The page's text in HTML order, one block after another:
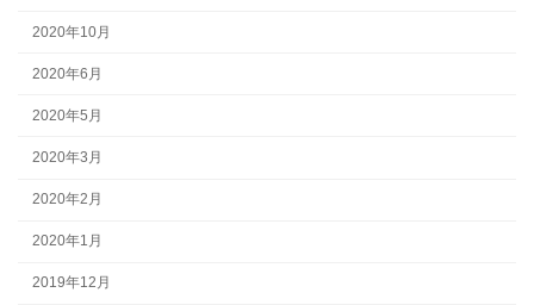
2020年10月
2020年6月
2020年5月
2020年3月
2020年2月
2020年1月
2019年12月